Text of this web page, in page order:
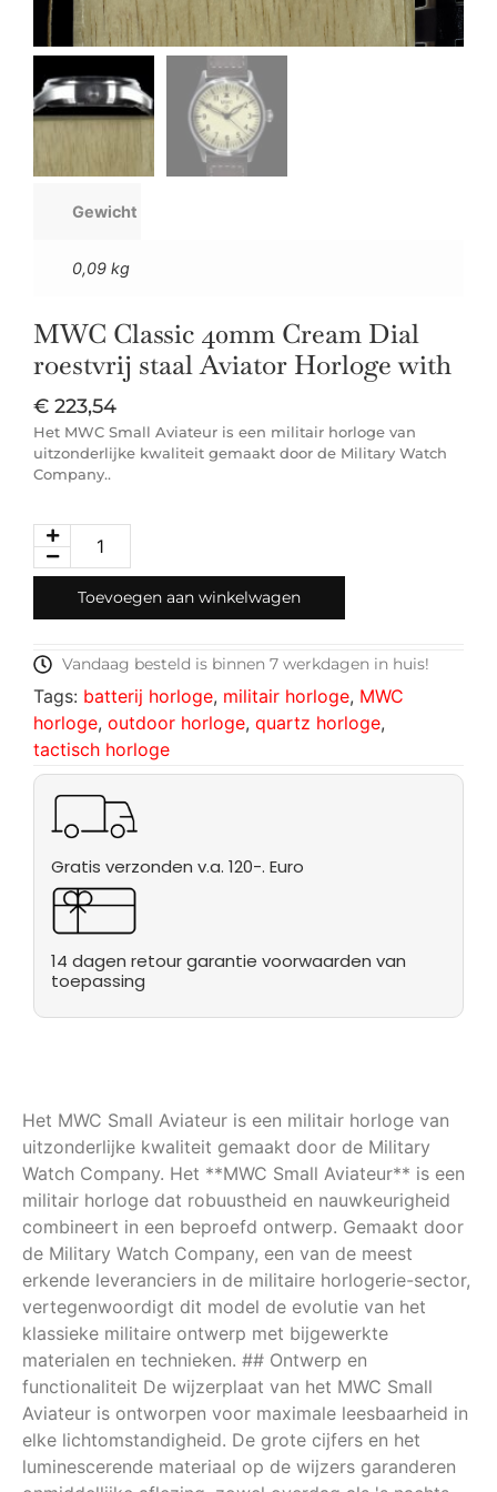
Gewicht
0,09 kg
MWC Classic 40mm Cream Dial
roestvrij staal Aviator Horloge with
€ 223,54
Het MWC Small Aviateur is een militair horloge van
uitzonderlijke kwaliteit gemaakt door de Military Watch
Company..
Toevoegen aan winkelwagen
Vandaag besteld is binnen 7 werkdagen in huis!
Tags: batterij horloge, militair horloge, MWC
horloge, outdoor horloge, quartz horloge,
tactisch horloge
Gratis verzonden v.a. 120-. Euro
14 dagen retour garantie voorwaarden van
toepassing
Het MWC Small Aviateur is een militair horloge van
uitzonderlijke kwaliteit gemaakt door de Military
Watch Company. Het **MWC Small Aviateur** is een
militair horloge dat robuustheid en nauwkeurigheid
combineert in een beproefd ontwerp. Gemaakt door
de Military Watch Company, een van de meest
erkende leveranciers in de militaire horlogerie-sector,
vertegenwoordigt dit model de evolutie van het
klassieke militaire ontwerp met bijgewerkte
materialen en technieken. ## Ontwerp en
functionaliteit De wijzerplaat van het MWC Small
Aviateur is ontworpen voor maximale leesbaarheid in
elke lichtomstandigheid. De grote cijfers en het
luminescerende materiaal op de wijzers garanderen